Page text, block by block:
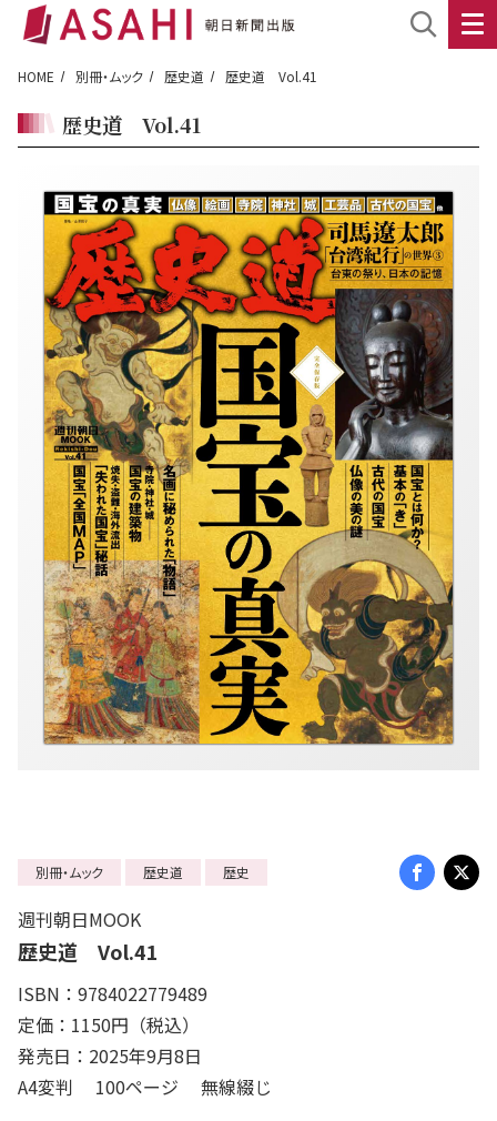
HOME 別冊・ムック 歴史道 歴史道 Vol.41
歴史道 Vol.41
別冊・ムック 歴史道 歴史
週刊朝日MOOK
歴史道 Vol.41
ISBN：9784022779489
定価：1150円（税込）
発売日：2025年9月8日
A4変判 100ページ 無線綴じ